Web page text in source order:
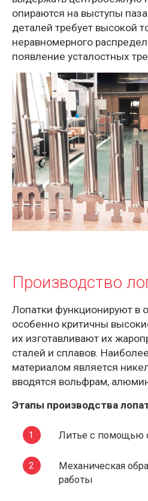
опираются на выступы
деталей требует высокой
неравномерного
появление усталостных
Производство
Лопатки функционируют в
особенно критичны
их изготавливают их
сталей и сплавов.
материалом является
вводятся вольфрам,
Этапы производства
Литье с помощью
Механическая
работы